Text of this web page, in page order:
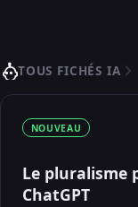
TOUS FICHÉS IA
NOUVEAU
Le pluralisme
ChatGPT